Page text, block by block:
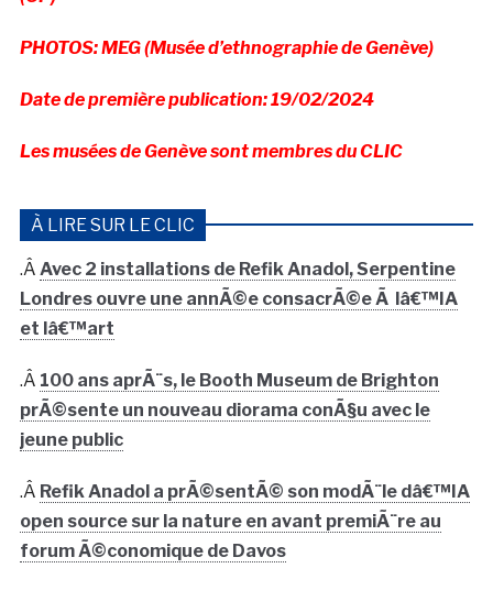
PHOTOS: MEG (Musée d’ethnographie de Genève)
Date de première publication: 19/02/2024
Les musées de Genève sont membres du CLIC
À LIRE SUR LE CLIC
.Â Avec 2 installations de Refik Anadol, Serpentine
Londres ouvre une annÃ©e consacrÃ©e Ã lâ€™IA
et lâ€™art
.Â 100 ans aprÃ¨s, le Booth Museum de Brighton
prÃ©sente un nouveau diorama conÃ§u avec le
jeune public
.Â Refik Anadol a prÃ©sentÃ© son modÃ¨le dâ€™IA
open source sur la nature en avant premiÃ¨re au
forum Ã©conomique de Davos